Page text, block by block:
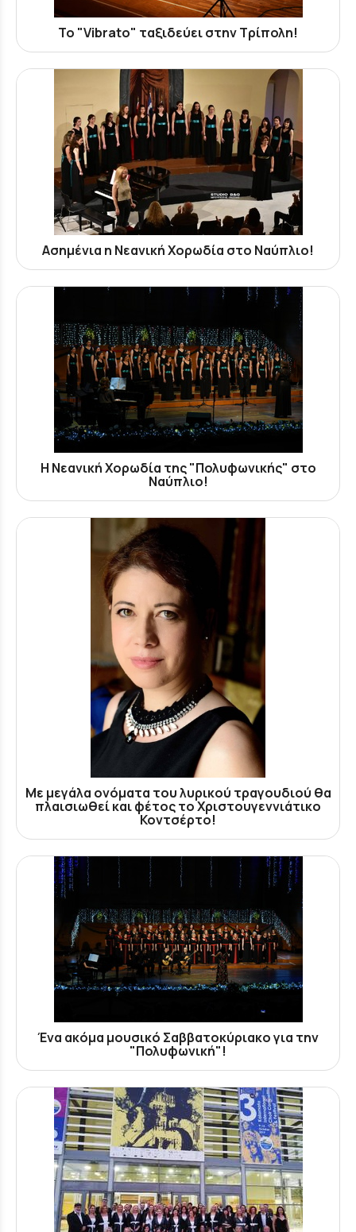
To "Vibrato" ταξιδεύει στην Τρίπολη!
Ασημένια η Νεανική Χορωδία στο Ναύπλιο!
Η Νεανική Χορωδία της "Πολυφωνικής" στο
Ναύπλιο!
Με μεγάλα ονόματα του λυρικού τραγουδιού θα
πλαισιωθεί και φέτος το Χριστουγεννιάτικο
Κοντσέρτο!
Ένα ακόμα μουσικό Σαββατοκύριακο για την
"Πολυφωνική"!